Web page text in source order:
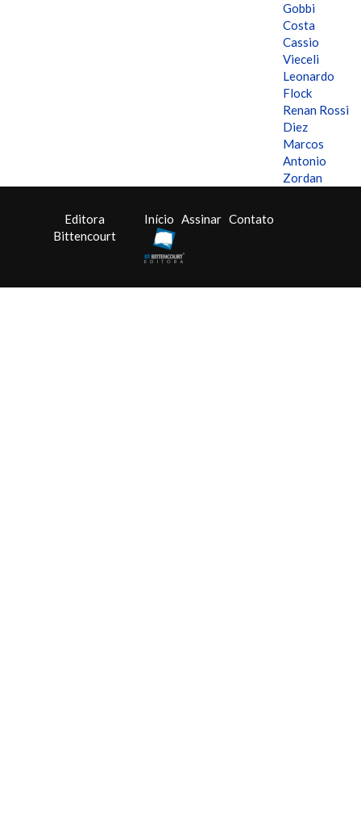
Gobbi
Costa
Cassio
Vieceli
Leonardo
Flock
Renan Rossi
Diez
Marcos
Antonio
Zordan
Editora
Bittencourt
Início Assinar Contato